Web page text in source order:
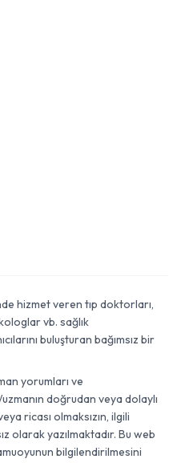
hizmet veren tıp doktorları,
vb. sağlık
buluşturan bağımsız bir
yorumları ve
doğrudan veya dolaylı
ricası olmaksızın, ilgili
olarak yazılmaktadır. Bu web
bilgilendirilmesini